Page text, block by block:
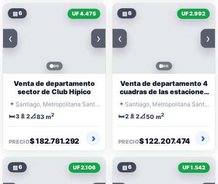
▧6 UF 4.475
‹ ›
Venta de departamento
sector de Club Hípico
⌖
Santiago, Metropolitana Santiago
🛏️3 🚿 2📐83 m2
PRECIO$ 182.781.292
▧6 UF 2.992
‹ ›
Venta de departamento 4
cuadras de las estaciones
⌖ Santiago, Metropolitana Santiago
🛏️2 🚿 2📐50 m2
PRECIO$ 122.207.474
▧6 UF 2.106 ▧6 UF 1.542